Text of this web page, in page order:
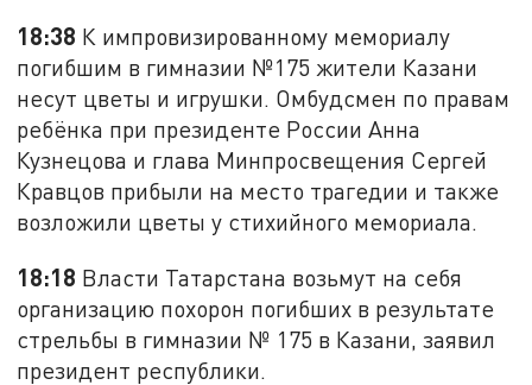
18:38 К импровизированному мемориалу
погибшим в гимназии №175 жители Казани
несут цветы и игрушки. Омбудсмен по правам
ребёнка при президенте России Анна
Кузнецова и глава Минпросвещения Сергей
Кравцов прибыли на место трагедии и также
возложили цветы у стихийного мемориала.
18:18 Власти Татарстана возьмут на себя
организацию похорон погибших в результате
стрельбы в гимназии № 175 в Казани, заявил
президент республики.